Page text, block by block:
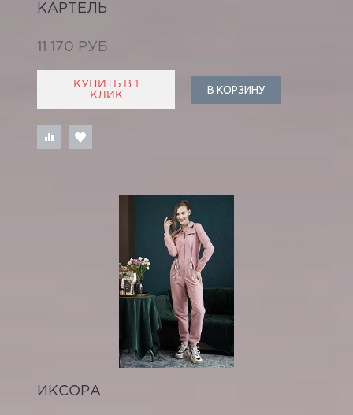
КАРТЕЛЬ
11 170 РУБ
КУПИТЬ В 1
КЛИК
В КОРЗИНУ
ИКСОРА